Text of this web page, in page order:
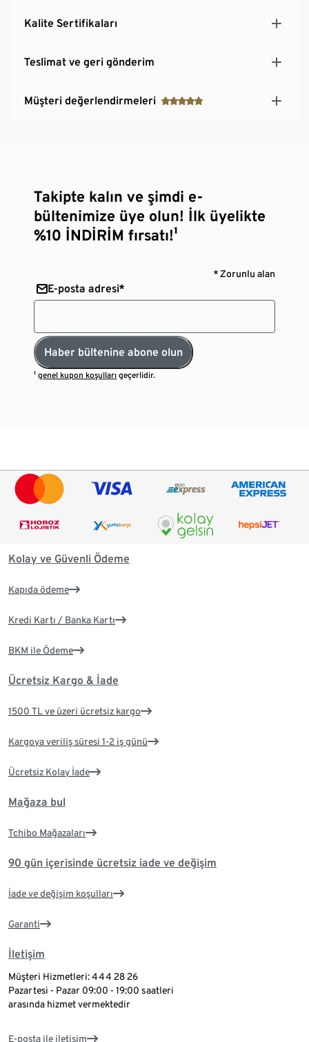
Kalite Sertifikaları
Teslimat ve geri gönderim
Müşteri değerlendirmeleri
Takipte kalın ve şimdi e-
bültenimize üye olun! İlk üyelikte
%10 İNDİRİM fırsatı!¹
* Zorunlu alan
E-posta adresi*
Haber bültenine abone olun
¹genel kupon koşulları geçerlidir.
Kolay ve Güvenli Ödeme
Kapıda ödeme
Kredi Kartı / Banka Kartı
BKM ile Ödeme
Ücretsiz Kargo & İade
1500 TL ve üzeri ücretsiz kargo
Kargoya veriliş süresi 1-2 iş günü
Ücretsiz Kolay İade
Mağaza bul
Tchibo Mağazaları
90 gün içerisinde ücretsiz iade ve değişim
İade ve değişim koşulları
Garanti
İletişim
Müşteri Hizmetleri: 444 28 26
Pazartesi - Pazar 09:00 - 19:00 saatleri
arasında hizmet vermektedir
E-posta ile iletişim